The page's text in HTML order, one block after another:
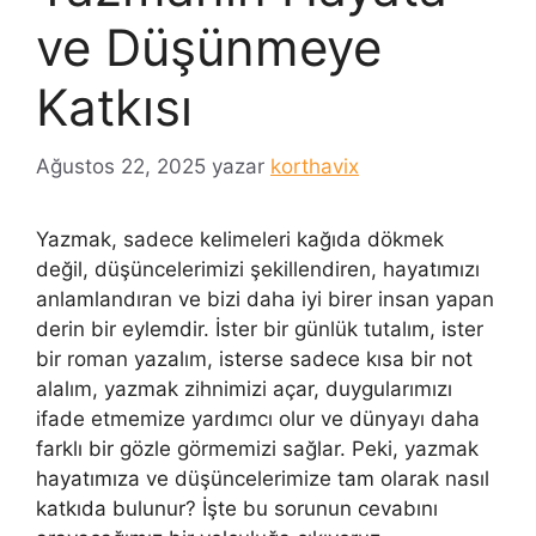
ve Düşünmeye
Katkısı
Ağustos 22, 2025 yazar korthavix
Yazmak, sadece kelimeleri kağıda dökmek
değil, düşüncelerimizi şekillendiren, hayatımızı
anlamlandıran ve bizi daha iyi birer insan yapan
derin bir eylemdir. İster bir günlük tutalım, ister
bir roman yazalım, isterse sadece kısa bir not
alalım, yazmak zihnimizi açar, duygularımızı
ifade etmemize yardımcı olur ve dünyayı daha
farklı bir gözle görmemizi sağlar. Peki, yazmak
hayatımıza ve düşüncelerimize tam olarak nasıl
katkıda bulunur? İşte bu sorunun cevabını